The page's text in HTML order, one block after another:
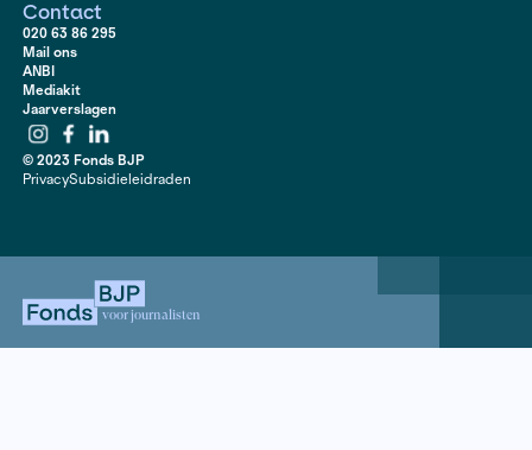
grootste melkbedrijf rekende de WUR vier
door voor ‘De Nederlandse melkveehouderij in 2030’.
scenario’s neemt de productie per koe toe, evenals
dieren per bedrijf. Meer melk per koe betekent
broeikasemissies per liter melk. Hoeveel invloed
zuivelbedrijf of op het zuivelonderzoek in Nederland?
met dierenwelzijn? En zijn deze scenario’s oprecht